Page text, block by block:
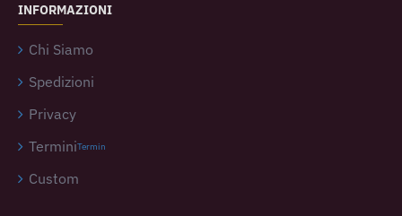
INFORMAZIONI
Chi Siamo
Spedizioni
Privacy
TerminiTermin
Custom